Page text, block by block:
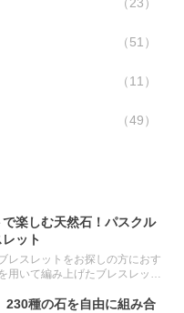
51
11
49
楽しむ天然石！パスクル
ット
レスレットをお探しの方におす
用いて編み上げたブレスレット
230種の石を自由に組み合